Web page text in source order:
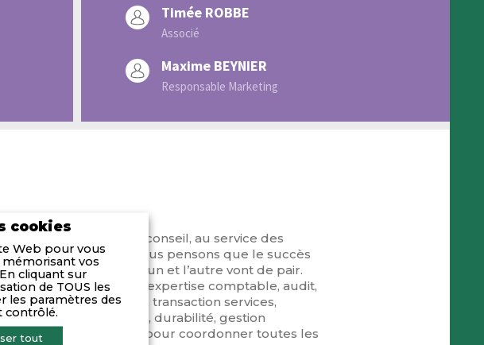
Timée ROBBE
Associé
Maxime BEYNIER
Responsable Marketing
d’audit et de conseil, au service des
partout en France. Nous pensons que le succès
personnel : l’un et l’autre vont de pair.
tous leurs besoins : expertise comptable, audit,
social-RH, évaluation, transaction services,
judiciaire, reporting, durabilité, gestion
un seul point d’entrée pour coordonner toutes les
cookies
Web pour vous
vos
cliquant sur
de TOUS les
les paramètres des
contrôlé.
tout